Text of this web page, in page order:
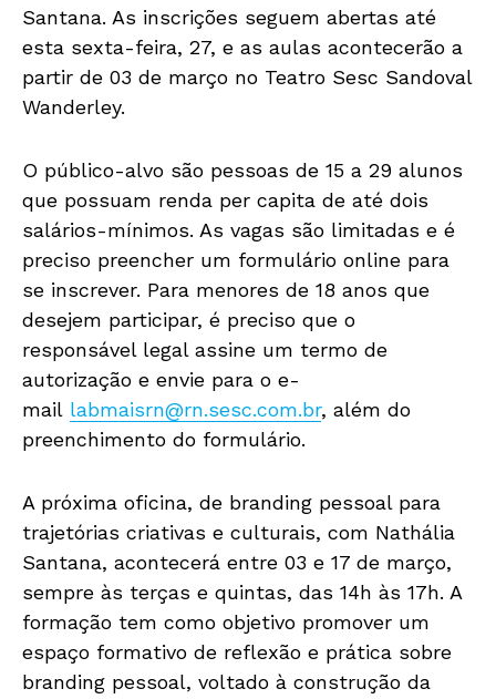
Santana. As inscrições seguem abertas até
esta sexta-feira, 27, e as aulas acontecerão a
partir de 03 de março no Teatro Sesc Sandoval
Wanderley.
O público-alvo são pessoas de 15 a 29 alunos
que possuam renda per capita de até dois
salários-mínimos. As vagas são limitadas e é
preciso preencher um formulário online para
se inscrever. Para menores de 18 anos que
desejem participar, é preciso que o
responsável legal assine um termo de
autorização e envie para o e-
mail labmaisrn@rn.sesc.com.br, além do
preenchimento do formulário.
A próxima oficina, de branding pessoal para
trajetórias criativas e culturais, com Nathália
Santana, acontecerá entre 03 e 17 de março,
sempre às terças e quintas, das 14h às 17h. A
formação tem como objetivo promover um
espaço formativo de reflexão e prática sobre
branding pessoal, voltado à construção da